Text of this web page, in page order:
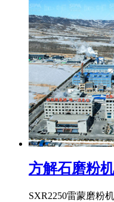
方解石磨粉
SXR2250雷蒙磨粉